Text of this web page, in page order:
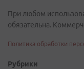
При любом
обязательна.
Политика обработки
Рубрики